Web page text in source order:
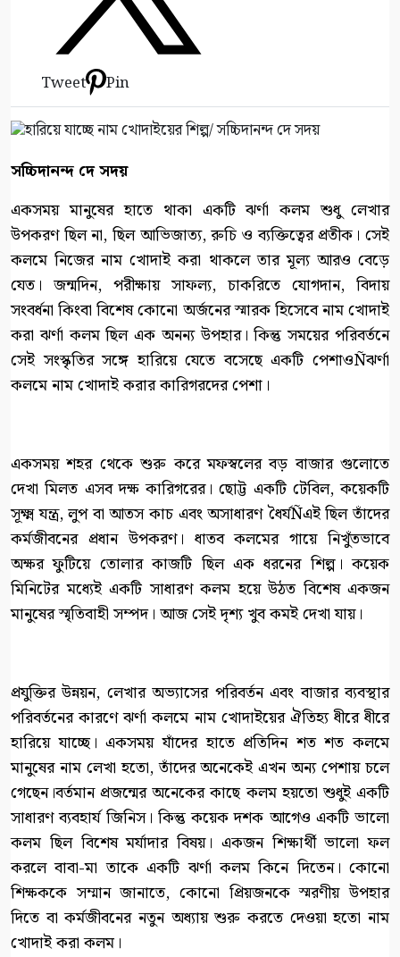
Tweet Pin
সচ্চিদানন্দ দে সদয়
একসময় মানুষের হাতে থাকা একটি ঝর্ণা কলম শুধু লেখার
উপকরণ ছিল না, ছিল আভিজাত্য, রুচি ও ব্যক্তিত্বের প্রতীক। সেই
কলমে নিজের নাম খোদাই করা থাকলে তার মূল্য আরও বেড়ে
যেত। জন্মদিন, পরীক্ষায় সাফল্য, চাকরিতে যোগদান, বিদায়
সংবর্ধনা কিংবা বিশেষ কোনো অর্জনের স্মারক হিসেবে নাম খোদাই
করা ঝর্ণা কলম ছিল এক অনন্য উপহার। কিন্তু সময়ের পরিবর্তনে
সেই সংস্কৃতির সঙ্গে হারিয়ে যেতে বসেছে একটি পেশাওÑঝর্ণা
কলমে নাম খোদাই করার কারিগরদের পেশা।
একসময় শহর থেকে শুরু করে মফস্বলের বড় বাজার গুলোতে
দেখা মিলত এসব দক্ষ কারিগরের। ছোট্ট একটি টেবিল, কয়েকটি
সূক্ষ্ম যন্ত্র, লুপ বা আতস কাচ এবং অসাধারণ ধৈর্যÑএই ছিল তাঁদের
কর্মজীবনের প্রধান উপকরণ। ধাতব কলমের গায়ে নিখুঁতভাবে
অক্ষর ফুটিয়ে তোলার কাজটি ছিল এক ধরনের শিল্প। কয়েক
মিনিটের মধ্যেই একটি সাধারণ কলম হয়ে উঠত বিশেষ একজন
মানুষের স্মৃতিবাহী সম্পদ। আজ সেই দৃশ্য খুব কমই দেখা যায়।
প্রযুক্তির উন্নয়ন, লেখার অভ্যাসের পরিবর্তন এবং বাজার ব্যবস্থার
পরিবর্তনের কারণে ঝর্ণা কলমে নাম খোদাইয়ের ঐতিহ্য ধীরে ধীরে
হারিয়ে যাচ্ছে। একসময় যাঁদের হাতে প্রতিদিন শত শত কলমে
মানুষের নাম লেখা হতো, তাঁদের অনেকেই এখন অন্য পেশায় চলে
গেছেন।বর্তমান প্রজন্মের অনেকের কাছে কলম হয়তো শুধুই একটি
সাধারণ ব্যবহার্য জিনিস। কিন্তু কয়েক দশক আগেও একটি ভালো
কলম ছিল বিশেষ মর্যাদার বিষয়। একজন শিক্ষার্থী ভালো ফল
করলে বাবা-মা তাকে একটি ঝর্ণা কলম কিনে দিতেন। কোনো
শিক্ষককে সম্মান জানাতে, কোনো প্রিয়জনকে স্মরণীয় উপহার
দিতে বা কর্মজীবনের নতুন অধ্যায় শুরু করতে দেওয়া হতো নাম
খোদাই করা কলম।